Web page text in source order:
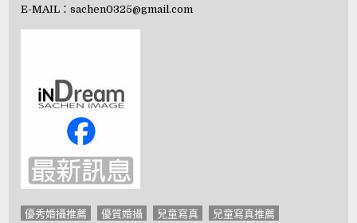
E-MAIL：sachen0325@gmail.com
優秀婚攝推薦 優質婚攝 兒童寫真 兒童寫真推薦